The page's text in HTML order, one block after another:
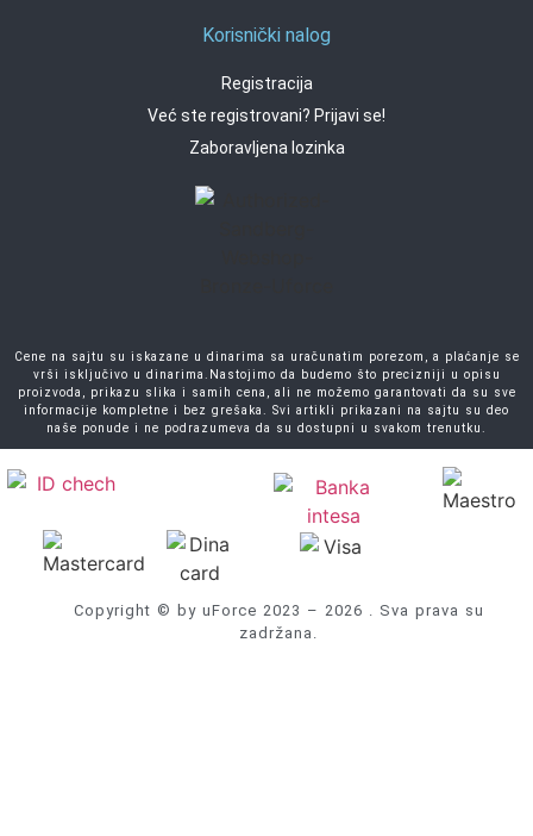
Korisnički nalog
Registracija
Već ste registrovani? Prijavi se!
Zaboravljena lozinka
Cene na sajtu su iskazane u dinarima sa uračunatim porezom, a plaćanje se
vrši isključivo u dinarima.Nastojimo da budemo što precizniji u opisu
proizvoda, prikazu slika i samih cena, ali ne možemo garantovati da su sve
informacije kompletne i bez grešaka. Svi artikli prikazani na sajtu su deo
naše ponude i ne podrazumeva da su dostupni u svakom trenutku.
Copyright © by uForce 2023 – 2026 . Sva prava su
zadržana.